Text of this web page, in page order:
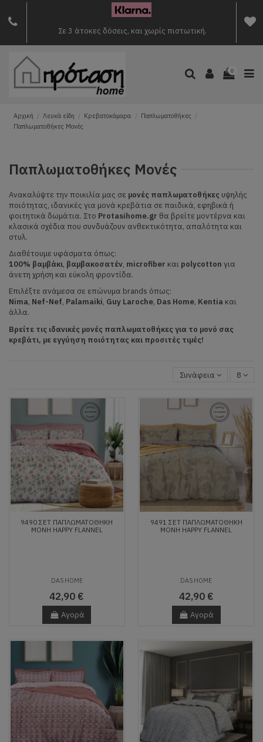
Σε 3 άτοκες δόσεις, και χωρίς πιστωτική.
0
Αρχική Λευκά είδη Κρεβατοκάμαρα
Παπλωματοθήκες
Παπλωματοθήκες Μονές
Παπλωματοθήκες Μονές
Ανακαλύψτε την ποικιλία μας σε μονές παπλωματοθήκες υψηλής
ποιότητας, ιδανικές για μονά κρεβάτια σε παιδικά, εφηβικά ή
φοιτητικά δωμάτια. Στο Protasihome.gr θα βρείτε μοντέρνα και
κλασικά σχέδια που συνδυάζουν ανθεκτικότητα, απαλότητα και
στυλ.
Διαθέτουμε υφάσματα όπως:
100% βαμβάκι, βαμβακοσατέν, microfiber και polycotton για
άνετη χρήση και εύκολη φροντίδα.
Επιλέξτε ανάμεσα σε επώνυμα brands όπως:
Nima, Nef-Nef, Palamaiki, Guy Laroche, Das Home, Kentia και
άλλα.
Βρείτε τις ιδανικές μονές παπλωματοθήκες για το μονό σας
κρεβάτι, με εγγύηση ποιότητας και προσιτές τιμές!
Συνάφεια 8
9490 ΣΕΤ ΠΑΠΛΩΜΑΤΟΘΗΚΗ
ΜΟΝΗ HAPPY FLANNEL
DAS HOME
42,90 €
Αγορά
9491 ΣΕΤ ΠΑΠΛΩΜΑΤΟΘΗΚΗ
ΜΟΝΗ HAPPY FLANNEL
DAS HOME
42,90 €
Αγορά